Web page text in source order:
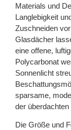
Materials und
Langlebigkeit
Zuschneiden
Glasdächer
eine offene,
Polycarbonat
Sonnenlicht
sparsame,
der überdachten
Die Größe und